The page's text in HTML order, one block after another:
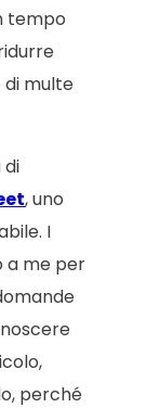
tempo
di multe
di
, uno
I
a me per
perché